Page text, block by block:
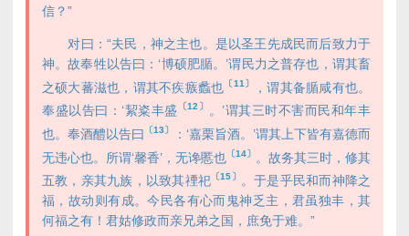
信？”
对曰：“夫民，神之主也。是以圣王先成民而后致力于
神。故奉牲以告曰：‘博硕肥腯。’谓民力之普存也，谓其畜
之硕大蕃滋也，谓其不疾瘯蠡也 〔11〕
，谓其备腯咸有也。
奉盛以告曰：‘絜粢丰盛
〔12〕
。’谓其三时不害而民和年丰
也。奉酒醴以告曰 〔13〕
：‘嘉栗旨酒。’谓其上下皆有嘉德而
无违心也。所谓‘馨香’，无谗慝也 〔14〕
。故务其三时，修其
五教，亲其九族，以致其禋祀 〔15〕
。于是乎民和而神降之
福，故动则有成。今民各有心而鬼神乏主，君虽独丰，其
何福之有！君姑修政而亲兄弟之国，庶免于难。”